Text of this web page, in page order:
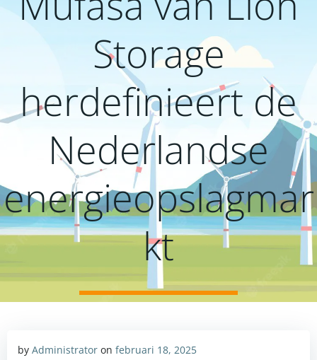
Storage
herdefinieert de
Nederlandse
energieopslagmar
kt
by Administrator on februari 18, 2025